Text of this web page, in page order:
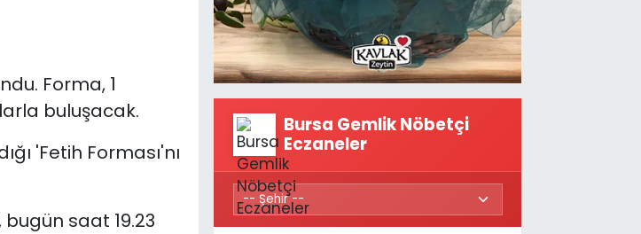
Forma, 1
buluşacak.
'Fetih Forması'nı
saat 19.23
Bursa Gemlik Nöbetçi
Eczaneler